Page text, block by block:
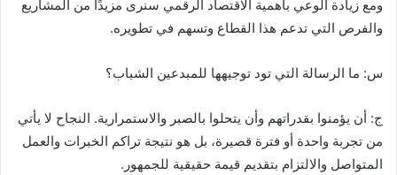
ومع زيادة الوعي بأهمية الاقتصاد الرقمي سنرى مزيدًا من المشاريع
والفرص التي تدعم هذا القطاع وتسهم في تطويره.
س: ما الرسالة التي تود توجيهها للمبدعين الشباب؟
ج: أن يؤمنوا بقدراتهم وأن يتحلوا بالصبر والاستمرارية. النجاح لا يأتي
من تجربة واحدة أو فترة قصيرة، بل هو نتيجة تراكم الخبرات والعمل
المتواصل والالتزام بتقديم قيمة حقيقية للجمهور.